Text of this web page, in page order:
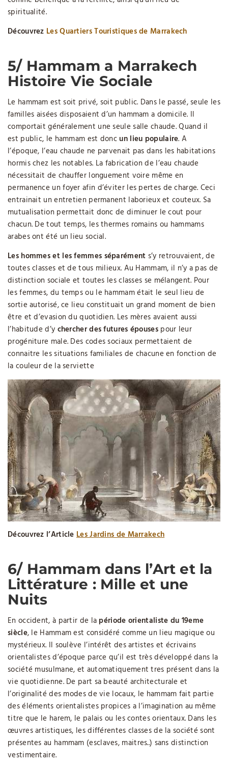
spiritualité.
Découvrez Les Quartiers Touristiques de Marrakech
5/ Hammam a Marrakech
Histoire Vie Sociale
Le hammam est soit privé, soit public. Dans le passé, seule les
familles aisées disposaient d’un hammam a domicile. Il
comportait généralement une seule salle chaude. Quand il
est public, le hammam est donc un lieu populaire. A
l’époque, l’eau chaude ne parvenait pas dans les habitations
hormis chez les notables. La fabrication de l’eau chaude
nécessitait de chauffer longuement voire même en
permanence un foyer afin d’éviter les pertes de charge. Ceci
entrainait un entretien permanent laborieux et couteux. Sa
mutualisation permettait donc de diminuer le cout pour
chacun. De tout temps, les thermes romains ou hammams
arabes ont été un lieu social.
Les hommes et les femmes séparément s’y retrouvaient, de
toutes classes et de tous milieux. Au Hammam, il n’y a pas de
distinction sociale et toutes les classes se mélangent. Pour
les femmes, du temps ou le hammam était le seul lieu de
sortie autorisé, ce lieu constituait un grand moment de bien
être et d’evasion du quotidien. Les mères avaient aussi
l’habitude d’y chercher des futures épousespour leur
progéniture male. Des codes sociaux permettaient de
connaitre les situations familiales de chacune en fonction de
la couleur de la serviette
Découvrez l’Article Les Jardins de Marrakech
6/ Hammam dans l’Art et la
Littérature : Mille et une
Nuits
En occident, à partir de la période orientaliste du 19eme
siècle, le Hammam est considéré comme un lieu magique ou
mystérieux. Il soulève l’intérêt des artistes et écrivains
orientalistes d’époque parce qu’il est très développé dans la
société musulmane, et automatiquement tres présent dans la
vie quotidienne. De part sa beauté architecturale et
l’originalité des modes de vie locaux, le hammam fait partie
des éléments orientalistes propices a l’imagination au même
titre que le harem, le palais ou les contes orientaux. Dans les
œuvres artistiques, les différentes classes de la société sont
présentes au hammam (esclaves, maitres..) sans distinction
vestimentaire.